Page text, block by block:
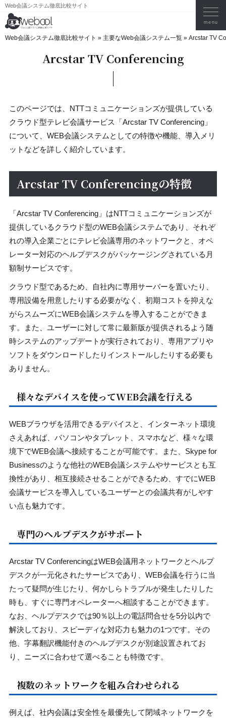
Web会議システム徹底比較サイト
Web会議システム徹底比較サイト » 主要なWeb会議システム一覧 » Arcstar TV
Arcstar TV Conferencing
このページでは、NTTコミュニケーションズが提供している
クラウド型テレビ会議サービス「Arcstar TV Conferencing」
について、WEB会議システムとしての特徴や機能、導入メリ
ットなどを詳しく紹介しています。
Arcstar TV Conferencingの特徴
「Arcstar TV Conferencing」はNTTコミュニケーションズが
提供しているクラウド型のWEB会議システムであり、それぞ
れの導入企業ごとにテレビ会議専用のネットワークと、オペ
レーター対応のヘルプデスクがパッケージングされている月
額制サービスです。
クラウド型であるため、自社内に専用サーバーを置いたり、
専用設備を用意したりする必要がなく、初期コストを抑えな
がらスムーズにWEB会議システムを導入することができま
す。また、ユーザーに対して常に最新版が提供されるよう随
時システムのアップデートが実行されており、専用アプリや
ソフトをダウンロードしたりインストールしたりする必要も
ありません。
様々なデバイスを使ってWEB会議を行える
WEBブラウザを活用できるデバイスと、インターネット環境
さえあれば、パソコンやタブレット、スマホなど、様々な環
境下でWEB会議へ接続することが可能です。また、Skype for
Businessのような他社のWEB会議システムやサービスとも互
換性があり、相互接続させることができるため、すでにWEB
会議サービスを導入しているユーザーとの会議共有がしやす
い点も魅力です。
専門のヘルプデスクがサポート
Arcstar TV ConferencingはWEB会議用ネットワークとヘルプ
デスクが一元化されたサービスであり、WEB会議を行うに当
たって疑問が生じたり、何かしらトラブルが発生したりした
時も、すぐに専門オペレーターへ相談することができます。
なお、ヘルプデスクでは90％以上の電話問合せを5分以内で
解決しており、スピーディな対応力も魅力の1つです。その
他、字幕翻訳機能付きのヘルプデスクが別途設置されてお
り、ニーズに合わせて選べることも特徴です。
複数のネットワークを組み合わせられる
例えば、社内会議は安全性を最優先して閉域ネットワークを